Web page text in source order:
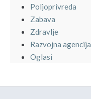
Poljoprivreda
Zabava
Zdravlje
Razvojna agencija
Oglasi